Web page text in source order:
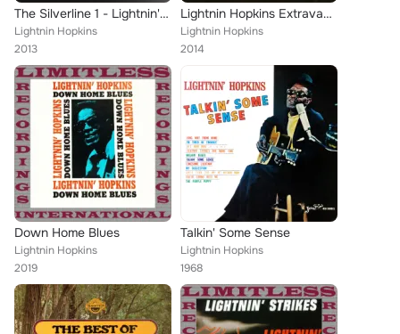
The Silverline 1 - Lightnin's Boogie
Lightnin Hopkins
2013
Lightnin Hopkins Extravaganza
Lightnin Hopkins
2014
Down Home Blues
Lightnin Hopkins
2019
Talkin' Some Sense
Lightnin Hopkins
1968